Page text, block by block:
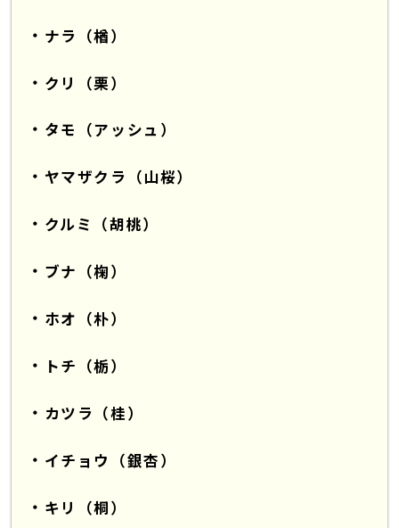
ナラ（楢）
クリ（栗）
タモ（アッシュ）
ヤマザクラ（山桜）
クルミ（胡桃）
ブナ（椈）
ホオ（朴）
トチ（栃）
カツラ（桂）
イチョウ（銀杏）
キリ（桐）